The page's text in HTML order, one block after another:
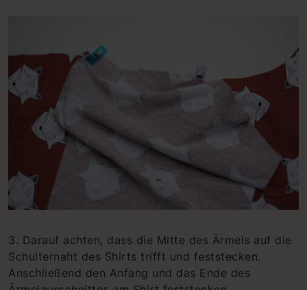
3. Darauf achten, dass die Mitte des Ärmels auf die
Schulternaht des Shirts trifft und feststecken.
Anschließend den Anfang und das Ende des